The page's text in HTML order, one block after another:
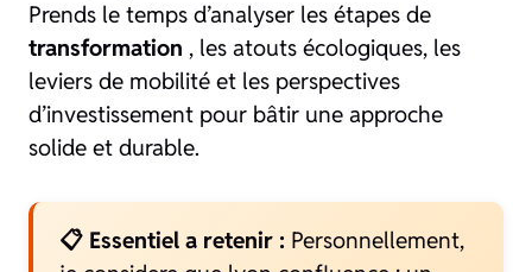
Prends le temps d’analyser les étapes de
transformation , les atouts écologiques, les
leviers de mobilité et les perspectives
d’investissement pour bâtir une approche
solide et durable.
📋 Essentiel a retenir : Personnellement,